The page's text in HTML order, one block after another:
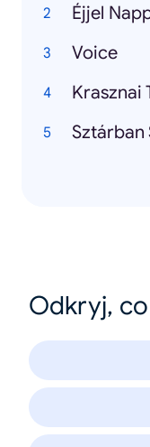
Éjjel
Voice
Krasznai
Sztárban
Odkryj,